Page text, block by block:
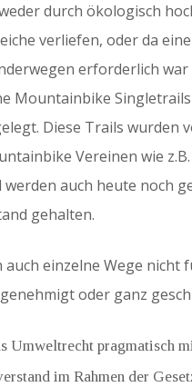
durch ökologisch
verliefen, oder da
erforderlich
Mountainbike
Diese Trails wurden
Vereinen wie
werden auch heute noch
gehalten.
auch einzelne Wege nicht
oder ganz
Umweltrecht pragmatisch
im Rahmen der